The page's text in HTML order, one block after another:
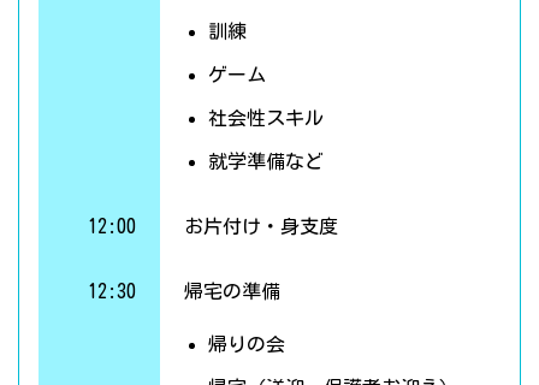
訓練
ゲーム
社会性スキル
就学準備など
12:00 お片付け・身支度
12:30 帰宅の準備
帰りの会